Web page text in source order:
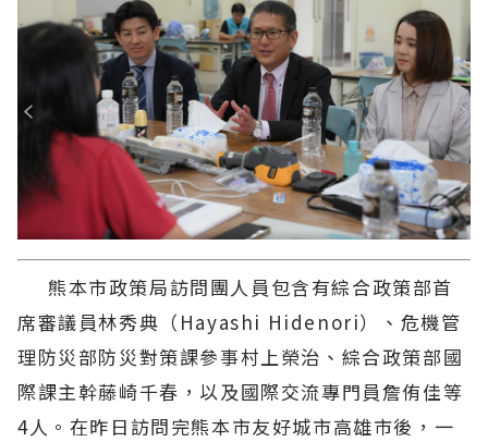
熊本市政策局訪問團人員包含有綜合政策部首
席審議員林秀典（Hayashi Hidenori）、危機管
理防災部防災對策課參事村上榮治、綜合政策部國
際課主幹藤崎千春，以及國際交流專門員詹侑佳等
4人。在昨日訪問完熊本市友好城市高雄市後，一